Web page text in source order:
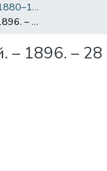
"Южный край" (1880–1919 гг.)
Южный край. – 1896. – 28 января (№ 5171)
1896. – 28